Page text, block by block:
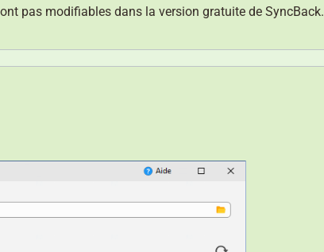
pas modifiables dans la version gratuite de SyncBack.